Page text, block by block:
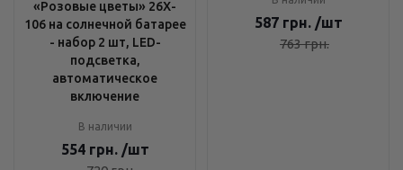
«Розовые цветы» 26X-
106 на солнечной батарее
- набор 2 шт, LED-
подсветка,
автоматическое
включение
В наличии
554 грн. /шт
587 грн. /шт
763грн.